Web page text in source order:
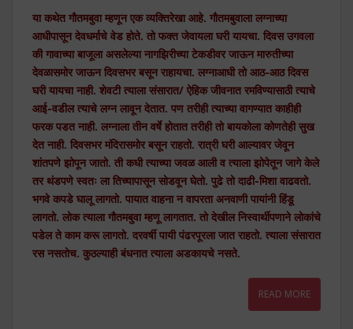
या कथेत गौतमबुवा म्हणून एक व्यक्तिरेखा आहे. गौतमबुवाला लग्नाच्या
आधीपासून देवधर्माचे वेड होते. तो फक्त जेवायला घरी यायचा. दिवस उगवला
की गावाच्या बाजूला असलेल्या नागझिरीच्या टेकडीवर जाऊन मारुतीच्या
देवळासमोर जाऊन दिवसभर बसून राहायचा. लग्नाआधी तो आठ-आठ दिवस
घरी यायचा नाही. शेवटी त्याला संसारात/ ऐहिक जीवनात रमविण्यासाठी त्याचे
आई-वडील त्याचे लग्न लावून देतात. पण तरीही त्याच्या वागण्यात काहीही
फरक पडत नाही. लग्नाला तीन वर्षे होतात तरीही तो बायकोला कोणतेही सुख
देत नाही. दिवसभर मंदिरासमोर बसून राहतो. रात्री घरी आल्यावर जेवून
शांतपणे झोपून जातो. ती कधी त्याच्या जवळ आली व त्याला झोपेतून जागे केले
तर थंडपणे स्वतः ला तिच्यापासून सोडवून घेतो. पुढे तो दाढी-मिशा वाढवतो.
भगवे कपडे घालू लागतो. पायात वाहना न वापरता अनवाणी पायांनी हिंडू
लागतो. लोक त्याला गौतमबुवा म्हणू लागतात. तो देखील निस्वार्थीपणाने लोकांचे
पडेल ते काम करू लागतो. दरवर्षी पायी पंढरपूरला जात राहतो. त्याला संसारात
रस नसतोच. कुठल्याही बंधनात त्याला अडकायचे नसते.
READ MORE